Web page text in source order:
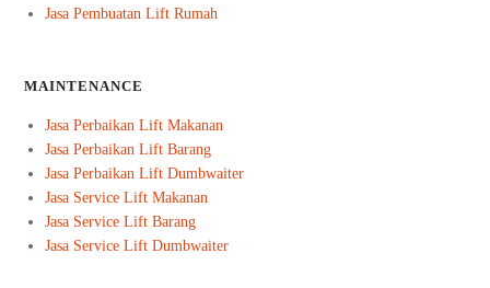
Jasa Pembuatan Lift Rumah
MAINTENANCE
Jasa Perbaikan Lift Makanan
Jasa Perbaikan Lift Barang
Jasa Perbaikan Lift Dumbwaiter
Jasa Service Lift Makanan
Jasa Service Lift Barang
Jasa Service Lift Dumbwaiter